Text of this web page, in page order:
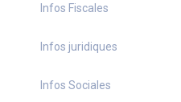
Infos Fiscales
Infos juridiques
Infos Sociales